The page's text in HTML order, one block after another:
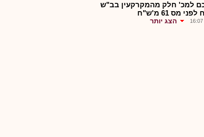
למכ' חלק מהמקרקעין בב"ש
מס 61 מ'ש"ח
הצג יותר